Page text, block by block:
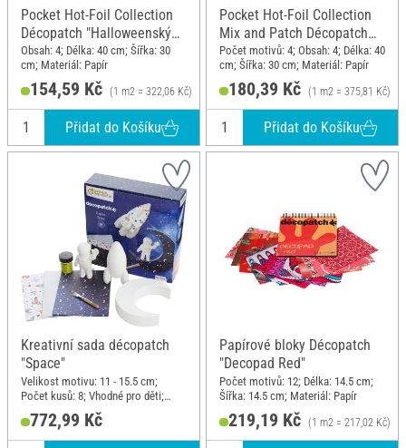
Pocket Hot-Foil Collection
Décopatch "Halloweenský
pavouk a netopýři"
Obsah: 4; Délka: 40 cm; Šířka: 30
cm; Materiál: Papír
154,59 Kč (1 m2 = 322,06 Kč)
Přidat do Košíku
Pocket Hot-Foil Collection
Mix and Patch Décopatch
"Natural"
Počet motivů: 4; Obsah: 4; Délka: 40
cm; Šířka: 30 cm; Materiál: Papír
180,39 Kč (1 m2 = 375,81 Kč)
Přidat do Košíku
Kreativní sada décopatch
"Space"
Velikost motivu: 11 - 15.5 cm;
Počet kusů: 8; Vhodné pro děti;
Délka: 27 cm; Šířka: 26.5 cm;
Materiál: Papírová hmota, Papír,
Dřevo
772,99 Kč
Papírové bloky Décopatch
"Decopad Red"
Počet motivů: 12; Délka: 14.5 cm;
Šířka: 14.5 cm; Materiál: Papír
219,19 Kč (1 m2 = 217,02 Kč)